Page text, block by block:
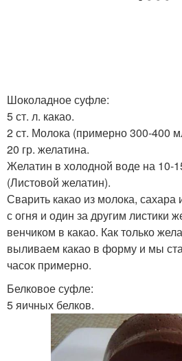
Шоколадное суфле:
5 ст. л. какао.
2 ст. Молока (примерно 300-400
20 гр. желатина.
Желатин в холодной воде на 10-
(Листовой желатин).
Сварить какао из молока,
с огня и один за другим листики
венчиком в какао. Как только
выливаем какао в форму и мы
часок примерно.
Белковое суфле:
5 яичных белков.